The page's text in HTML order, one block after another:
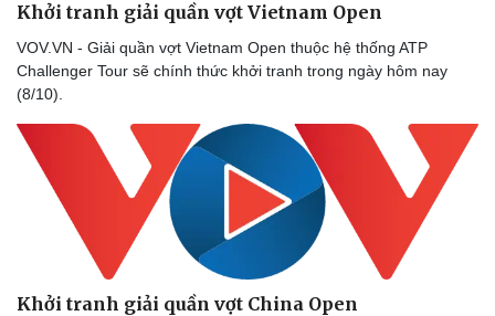
Khởi tranh giải quần vợt Vietnam Open
VOV.VN - Giải quần vợt Vietnam Open thuộc hệ thống ATP
Challenger Tour sẽ chính thức khởi tranh trong ngày hôm nay
(8/10).
Khởi tranh giải quần vợt China Open